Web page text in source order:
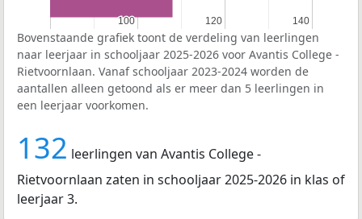
100
100 120
120 140
140
Bovenstaande grafiek toont de verdeling van leerlingen
naar leerjaar in schooljaar 2025-2026 voor Avantis College -
Rietvoornlaan. Vanaf schooljaar 2023-2024 worden de
aantallen alleen getoond als er meer dan 5 leerlingen in
een leerjaar voorkomen.
132 leerlingen van Avantis College -
Rietvoornlaan zaten in schooljaar 2025-2026 in klas of
leerjaar 3.